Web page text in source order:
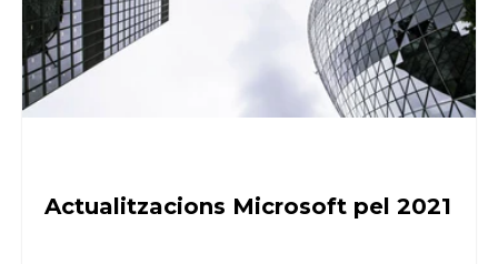
Actualitzacions Microsoft pel 2021